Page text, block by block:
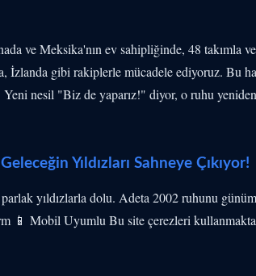
ve Meksika'nın ev sahipliğinde, 48 takımla
İzlanda gibi rakiplerle mücadele ediyoruz. Bu
nesil "Biz de yaparız!" diyor, o ruhu
Yıldızları Sahneye Çıkıyor!
yıldızlarla dolu. Adeta 2002 ruhunu
📱 Mobil Uyumlu Bu site çerezleri